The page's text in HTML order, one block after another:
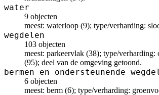
water
9 objecten
meest: waterloop (9); type/verharding:
wegdelen
103 objecten
meest: parkeervlak (38); type/verharding:
(95); deel van de omgeving getoond.
bermen en ondersteunende
6 objecten
meest: berm (6); type/verharding: